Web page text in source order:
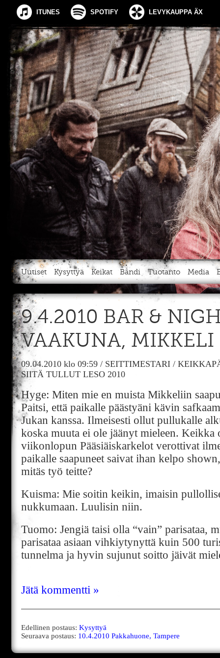
ITUNES SPOTIFY LEVYKAUPPA ÄX
Uutiset Kysyttyä Keikat Bändi Tuotanto Media
9.4.2010 BAR &
VAAKUNA, MIKKELI
09.04.2010 klo 09:59 / SEITTIMESTARI /
SIITÄ TULLUT LESO 2010
Hyge: Miten mie en muista Mikkeliin
Paitsi, että paikalle päästyäni kävin
Jukan kanssa. Ilmeisesti ollut pullukalle
koska muuta ei ole jäänyt mieleen.
viikonlopun Pääsiäiskarkelot verottivat
paikalle saapuneet saivat ihan kelpo
mitäs työ teitte?
Kuisma: Mie soitin keikin, imaisin
nukkumaan. Luulisin niin.
Tuomo: Jengiä taisi olla “vain” parisataa,
parisataa asiaan vihkiytynyttä kuin 500
tunnelma ja hyvin sujunut soitto jäivät
Jätä kommentti »
Edellinen postaus: Kysyttyä
Seuraava postaus: 10.4.2010 Pakkahuone, Tampere